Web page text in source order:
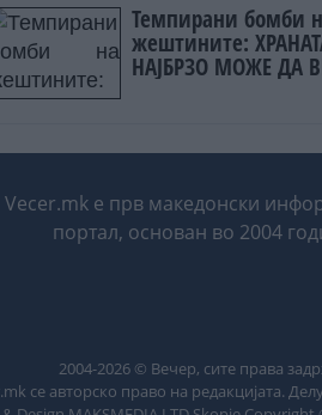
Темпирани бомби
жештините:
НАЈБРЗО МОЖЕ ДА
ЛЕТОВО
Vecer.mk е прв македонски
портал, основан во 2004
2004-2026 © Вечер, сите права
се авторско право на редакцијата.